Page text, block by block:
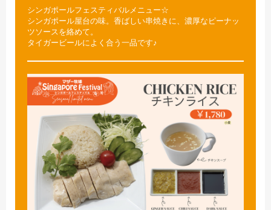
シンガポールフェスティバルメニュー☆
シンガポール屋台の味。香ばしい串焼きに、濃厚なピーナッ
ツソースを絡めて。
タイガービールによく合う一品です♪